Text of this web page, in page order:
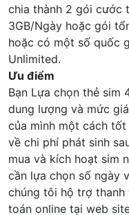
chia thành 2 gói cước
3GB/Ngày hoặc gói
hoặc có một số quốc
Unlimited.
Ưu điểm
Bạn Lựa chọn thẻ sim
dung lượng và mức
của mình một cách tốt
về chi phí phát sinh
mua và kích hoạt sim
cần lựa chọn số ngày
chúng tôi hộ trợ thanh
toán online tại web